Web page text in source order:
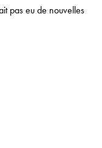
pas eu de nouvelles